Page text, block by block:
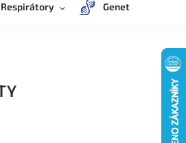
Respirátory Genetické testy